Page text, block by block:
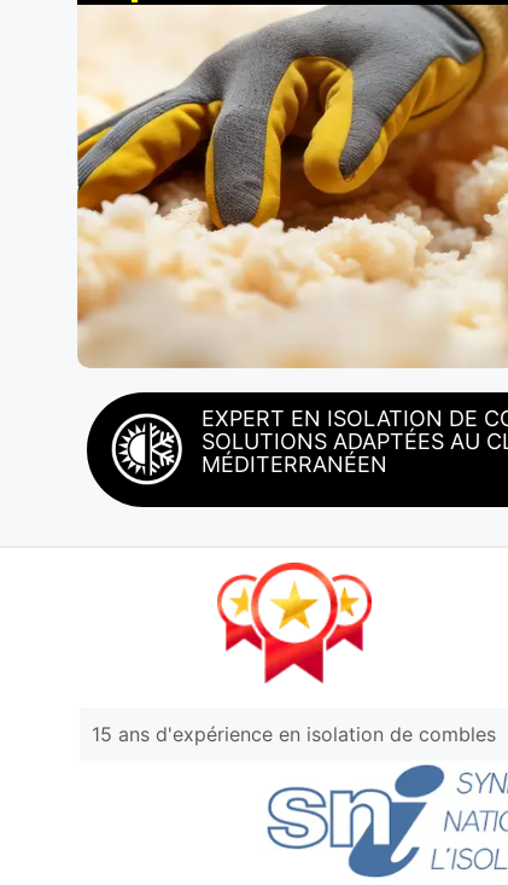
EXPERT EN ISOLATION DE
SOLUTIONS ADAPTÉES AU
MÉDITERRANÉEN
15 ans d'expérience en isolation de combles